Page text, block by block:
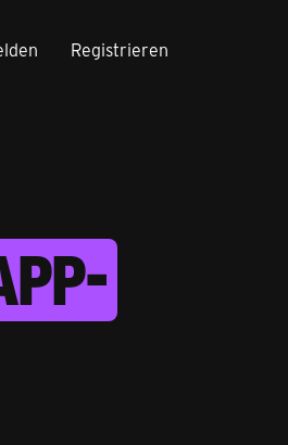
Registrieren